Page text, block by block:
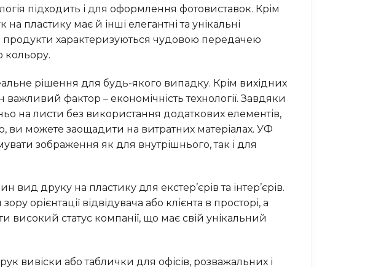
підходить і для оформлення фотовиставок. Крім
пластику має й інші елегантні та унікальні
продукти характеризуються чудовою передачею
кольору.
рішення для будь-якого випадку. Крім вихідних
фактор – економічність технології. Завдяки
на листи без використання додаткових елементів,
ви можете заощадити на витратних матеріалах. УФ
зображення як для внутрішнього, так і для
вид друку на пластику для екстер’єрів та інтер’єрів.
орієнтації відвідувача або клієнта в просторі, а
високий статус компанії, що має свій унікальний
вивіски або таблички для офісів, розважальних і